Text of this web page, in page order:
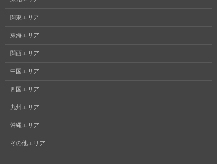
関東エリア
東海エリア
関西エリア
中国エリア
四国エリア
九州エリア
沖縄エリア
その他エリア